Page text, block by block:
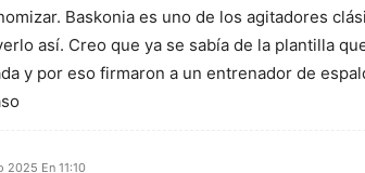
Baskonia es uno de los agitadores
así. Creo que ya se sabía de la plantilla
y por eso firmaron a un entrenador de
2025 En 11:10